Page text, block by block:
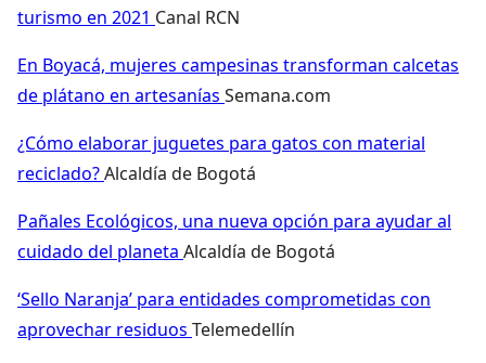
turismo en 2021 Canal RCN
En Boyacá, mujeres campesinas transforman calcetas
de plátano en artesanías Semana.com
¿Cómo elaborar juguetes para gatos con material
reciclado?Alcaldía de Bogotá
Pañales Ecológicos, una nueva opción para ayudar al
cuidado del planeta Alcaldía de Bogotá
‘Sello Naranja’ para entidades comprometidas con
aprovechar residuos Telemedellín